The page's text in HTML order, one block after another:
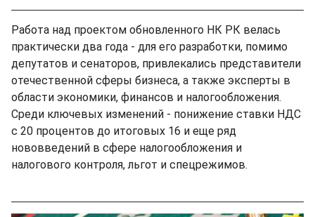
Работа над проектом обновленного НК РК велась
практически два года - для его разработки, помимо
депутатов и сенаторов, привлекались представители
отечественной сферы бизнеса, а также эксперты в
области экономики, финансов и налогообложения.
Среди ключевых изменений - понижение ставки НДС
с 20 процентов до итоговых 16 и еще ряд
нововведений в сфере налогообложения и
налогового контроля, льгот и спецрежимов.